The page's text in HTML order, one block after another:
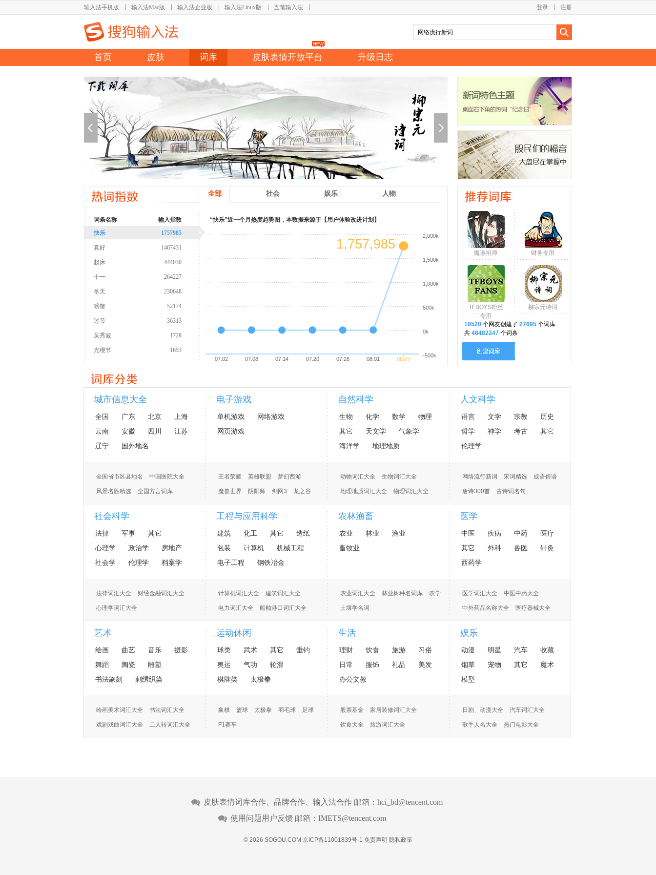
输入法手机版 输入法Mac版 输入法企业版 输入法Linux版 五笔输入法 注册
登录
首页 皮肤 词库 皮肤表情开放平台 升级日志
全部 社会 娱乐 人物
输入指数
词条名称
1757985
快乐
1467431
真好
444030
起床
264227
十一
230648
冬天
52174
螃蟹
36313
过节
1728
吴秀波
1653
光棍节
“快乐”近一个月热度趋势图，本数据来源于【用户体验改进计划】
07.02 07.08 07.14 07.20 07.26 08.01 08.07
-500k
0k
500k
1,000k
1,500k
2,000k
1,757,985
魔道祖师 财务专用
TFBOYS粉丝
专用
柳宗元诗词
19520 个网友创建了 27695 个词库
共 48482247 个词条
城市信息大全
全国 广东 北京
上海
云南
安徽 四川
江苏
辽宁
国外地名
全国省市区县地名 中国医院大全
风景名胜精选 全国方言词库
电子游戏
单机游戏
网络游戏
网页游戏
王者荣耀 英雄联盟 梦幻西游
魔兽世界 阴阳师 剑网3 龙之谷
自然科学
生物 化学 数学
物理
其它
天文学
气象学
海洋学
地理地质
动物词汇大全 生物词汇大全
地理地质词汇大全 物理词汇大全
化学化工词汇大全 植物词汇大全
人文科学
语言 文学 宗教
历史
哲学
神学 考古
其它
伦理学
网络流行新词 宋词精选 成语俗语
唐诗300首 古诗词名句
道教词汇大全
社会科学
法律 军事
其它
心理学
政治学
房地产
社会学
伦理学 档案学
法律词汇大全 财经金融词汇大全
心理学词汇大全
财务会计 财会词汇大全
房地产词汇大全
工程与应用科学
建筑 化工 其它
造纸
包装
计算机
机械工程
电子工程
钢铁冶金
计算机词汇大全 建筑词汇大全
电力词汇大全 船舶港口词汇大全
电子词汇大全 水利词汇大全
农林渔畜
农业 林业
渔业
畜牧业
农业词汇大全 林业树种名词库 农学
土壤学名词
水产及饲料行业词库（最全） 林业
医学
中医 疾病 中药
医疗
其它
外科 兽医
针灸
西药学
医学词汇大全 中医中药大全
中外药品名称大全 医疗器械大全
药企和国外药企 药学词库 药品产地
艺术
绘画 曲艺 音乐
摄影
舞蹈
陶瓷
雕塑
书法篆刻
刺绣织染
绘画美术词汇大全 书法词汇大全
戏剧戏曲词汇大全 二人转词汇大全
摄影大全 颜色名称
运动休闲
球类 武术 其它
垂钓
奥运
气功
轮滑
棋牌类
太极拳
象棋 篮球 太极拳 羽毛球 足球
F1赛车
生活
理财 饮食 旅游
习俗
日常
服饰 礼品
美发
办公文教
股票基金 家居装修词汇大全
饮食大全 旅游词汇大全
手机词汇大全 美容词汇大全
娱乐
动漫 明星 汽车
收藏
烟草
宠物 其它
魔术
模型
日剧、动漫大全 汽车词汇大全
歌手人名大全 热门电影大全
皮肤表情词库合作、品牌合作、输入法合作 邮箱： hci_bd@tencent.com
使用问题用户反馈 邮箱： IMETS@tencent.com
© 2026 SOGOU.COM 京ICP备11001839号-1 免责声明 隐私政策